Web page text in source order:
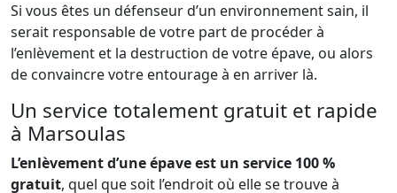
Si vous êtes un défenseur d’un environnement sain, il
serait responsable de votre part de procéder à
l’enlèvement et la destruction de votre épave, ou alors
de convaincre votre entourage à en arriver là.
Un service totalement gratuit et rapide
à Marsoulas
L’enlèvement d’une épave est un service 100 %
gratuit, quel que soit l’endroit où elle se trouve à